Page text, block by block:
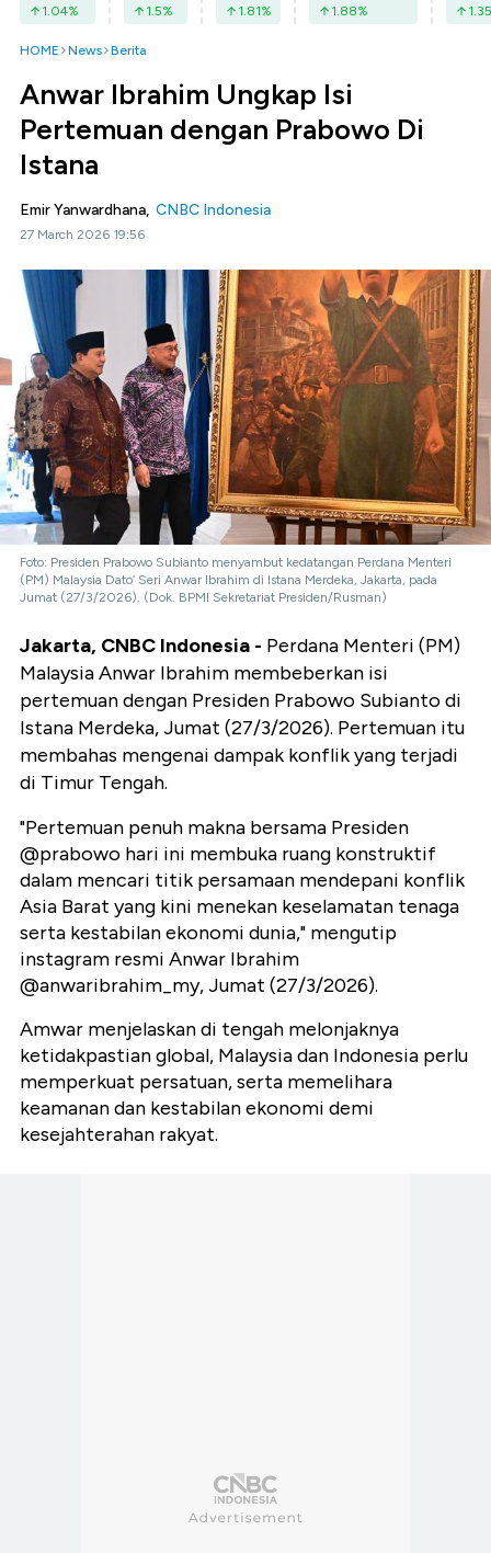
1.04% 1.5% 1.81% 1.88% 1.35
HOME News Berita
Anwar Ibrahim Ungkap Isi
Pertemuan dengan Prabowo Di
Istana
Emir Yanwardhana, CNBC Indonesia
27 March 2026 19:56
Foto: Presiden Prabowo Subianto menyambut kedatangan Perdana Menteri
(PM) Malaysia Dato’ Seri Anwar Ibrahim di Istana Merdeka, Jakarta, pada
Jumat (27/3/2026). (Dok. BPMI Sekretariat Presiden/Rusman)
Jakarta, CNBC Indonesia - Perdana Menteri (PM)
Malaysia Anwar Ibrahim membeberkan isi
pertemuan dengan Presiden Prabowo Subianto di
Istana Merdeka, Jumat (27/3/2026). Pertemuan itu
membahas mengenai dampak konflik yang terjadi
di Timur Tengah.
"Pertemuan penuh makna bersama Presiden
@prabowo hari ini membuka ruang konstruktif
dalam mencari titik persamaan mendepani konflik
Asia Barat yang kini menekan keselamatan tenaga
serta kestabilan ekonomi dunia," mengutip
instagram resmi Anwar Ibrahim
@anwaribrahim_my, Jumat (27/3/2026).
Amwar menjelaskan di tengah melonjaknya
ketidakpastian global, Malaysia dan Indonesia perlu
memperkuat persatuan, serta memelihara
keamanan dan kestabilan ekonomi demi
kesejahterahan rakyat.